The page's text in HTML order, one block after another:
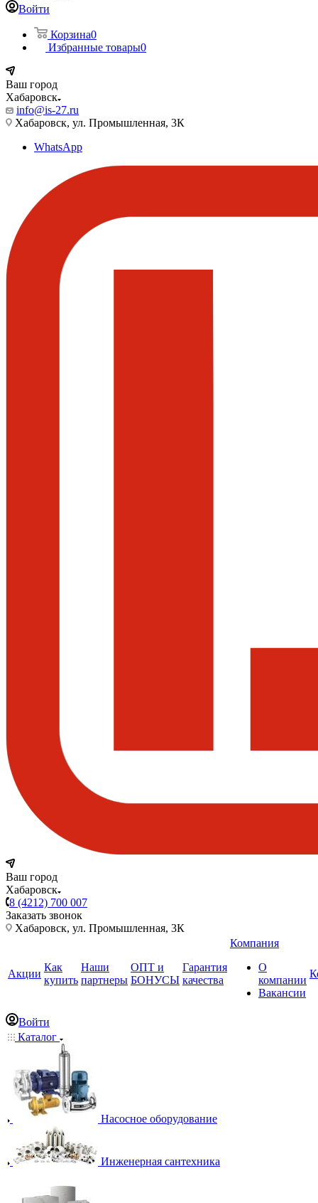
Войти
Корзина0
Избранные товары0
Ваш город
Хабаровск
info@is-27.ru
Хабаровск, ул. Промышленная, 3К
WhatsApp
Ваш город
Хабаровск
8 (4212) 700 007
Заказать звонок
Хабаровск, ул. Промышленная, 3К
Акции
Как
купить
Наши
партнеры
ОПТ и
БОНУСЫ
Гарантия
качества
Компания
О
компании
Вакансии
Войти
Каталог
Насосное оборудование
Инженерная сантехника